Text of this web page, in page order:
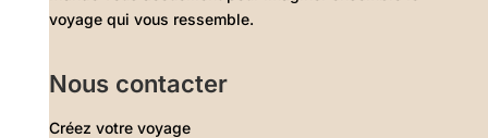
voyage qui vous ressemble.
Nous contacter
Créez votre voyage